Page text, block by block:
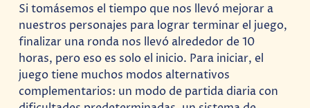
Si tomásemos el tiempo que nos llevó mejorar a
nuestros personajes para lograr terminar el juego,
finalizar una ronda nos llevó alrededor de 10
horas, pero eso es solo el inicio. Para iniciar, el
juego tiene muchos modos alternativos
complementarios: un modo de partida diaria con